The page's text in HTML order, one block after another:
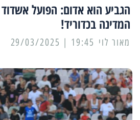
הגביע הוא אדום: הפועל
המדינה בכדוריד!
מאור לוי 19:45 | 29/03/2025